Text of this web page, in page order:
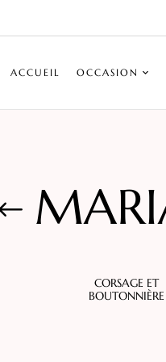
ACCUEIL OCCASION
CORSAGE ET
BOUTONNIÈRE